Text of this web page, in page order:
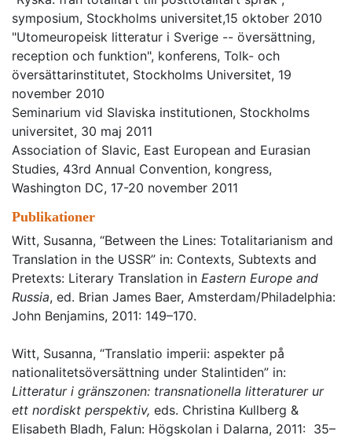
symposium, Stockholms universitet,15 oktober 2010
"Utomeuropeisk litteratur i Sverige -- översättning,
reception och funktion", konferens, Tolk- och
översättarinstitutet, Stockholms Universitet, 19
november 2010
Seminarium vid Slaviska institutionen, Stockholms
universitet, 30 maj 2011
Association of Slavic, East European and Eurasian
Studies, 43rd Annual Convention, kongress,
Washington DC, 17-20 november 2011
Publikationer
Witt, Susanna, “Between the Lines: Totalitarianism and
Translation in the USSR” in: Contexts, Subtexts and
Pretexts: Literary Translation in Eastern Europe and
Russia, ed. Brian James Baer, Amsterdam/Philadelphia:
John Benjamins, 2011: 149–170.
Witt, Susanna, “Translatio imperii: aspekter på
nationalitetsöversättning under Stalintiden” in:
Litteratur i gränszonen: transnationella litteraturer ur
ett nordiskt perspektiv, eds. Christina Kullberg &
Elisabeth Bladh, Falun: Högskolan i Dalarna, 2011: 35–